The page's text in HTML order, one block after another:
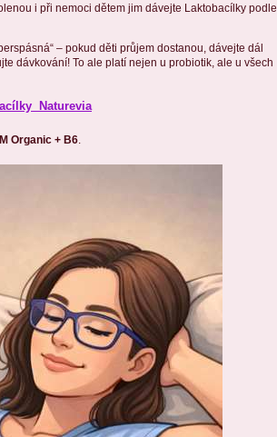
i při nemoci dětem jim dávejte Laktobacílky podle
– pokud děti průjem dostanou, dávejte dál
dávkování! To ale platí nejen u probiotik, ale u všech
Naturevia
Organic + B6.